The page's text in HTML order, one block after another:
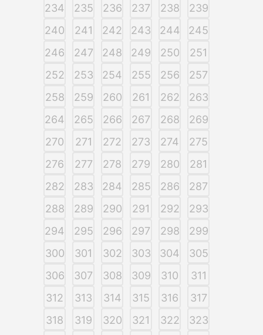
234
235 236 237 238
239
240
241 242 243 244
245
246
247 248 249 250
251
252
253 254 255 256
257
258
259 260 261 262
263
264
265 266 267 268
269
270
271 272 273 274
275
276
277 278 279 280
281
282
283 284 285 286
287
288
289 290 291 292
293
294
295 296 297 298
299
300
301 302 303 304
305
306
307 308 309 310
311
312
313 314 315 316
317
318
319 320 321 322
323